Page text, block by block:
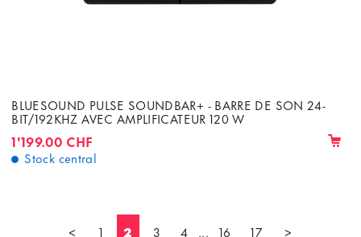
BLUESOUND PULSE SOUNDBAR+ - BARRE DE SON 24-
BIT/192KHZ AVEC AMPLIFICATEUR 120 W
1'199.00 CHF
Stock central
< 1 2 3 4 ... 16 17 >